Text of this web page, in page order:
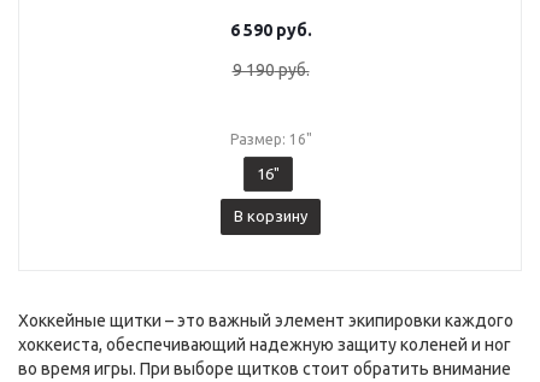
6 590руб.
9 190руб.
Размер: 16"
16"
В корзину
Хоккейные щитки – это важный элемент экипировки каждого
хоккеиста, обеспечивающий надежную защиту коленей и ног
во время игры. При выборе щитков стоит обратить внимание